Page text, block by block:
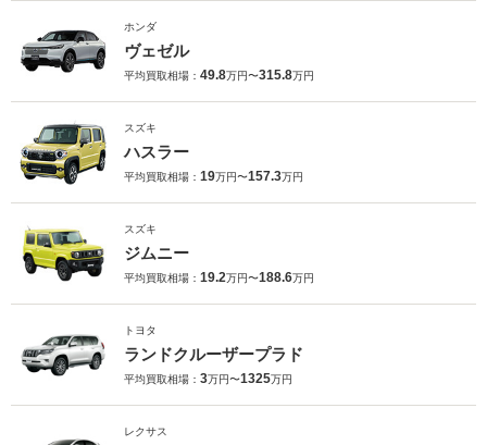
ホンダ
ヴェゼル
平均買取相場： 49.8万円〜315.8万円
スズキ
ハスラー
平均買取相場： 19万円〜157.3万円
スズキ
ジムニー
平均買取相場： 19.2万円〜188.6万円
トヨタ
ランドクルーザープラド
平均買取相場： 3万円〜1325万円
レクサス